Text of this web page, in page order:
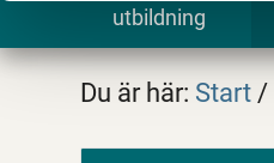
utbildning
Du är här: Start /